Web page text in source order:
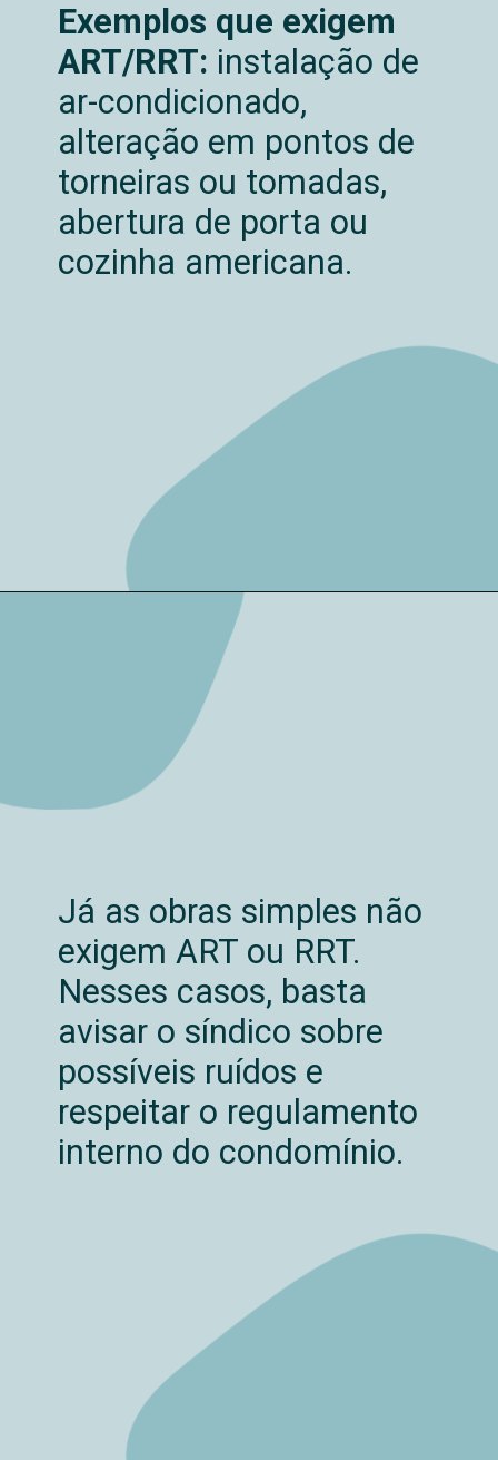
Exemplos que exigem
ART/RRT: instalação de
ar-condicionado,
alteração em pontos de
torneiras ou tomadas,
abertura de porta ou
cozinha americana.
Já as obras simples não
exigem ART ou RRT.
Nesses casos, basta
avisar o síndico sobre
possíveis ruídos e
respeitar o regulamento
interno do condomínio.